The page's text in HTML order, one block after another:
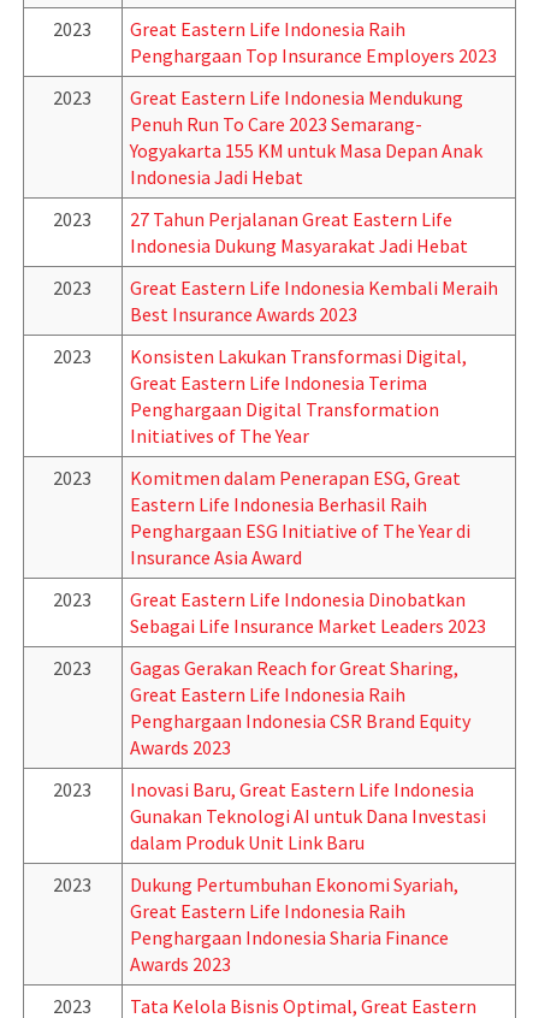
2023
Great Eastern Life Indonesia Raih
Penghargaan Top Insurance Employers 2023
2023
Great Eastern Life Indonesia Mendukung
Penuh Run To Care 2023 Semarang-
Yogyakarta 155 KM untuk Masa Depan Anak
Indonesia Jadi Hebat
2023
27 Tahun Perjalanan Great Eastern Life
Indonesia Dukung Masyarakat Jadi Hebat
2023
Great Eastern Life Indonesia Kembali Meraih
Best Insurance Awards 2023
2023
Konsisten Lakukan Transformasi Digital,
Great Eastern Life Indonesia Terima
Penghargaan Digital Transformation
Initiatives of The Year
2023
Komitmen dalam Penerapan ESG, Great
Eastern Life Indonesia Berhasil Raih
Penghargaan ESG Initiative of The Year di
Insurance Asia Award
2023
Great Eastern Life Indonesia Dinobatkan
Sebagai Life Insurance Market Leaders 2023
2023
Gagas Gerakan Reach for Great Sharing,
Great Eastern Life Indonesia Raih
Penghargaan Indonesia CSR Brand Equity
Awards 2023
2023
Inovasi Baru, Great Eastern Life Indonesia
Gunakan Teknologi AI untuk Dana Investasi
dalam Produk Unit Link Baru
2023
Dukung Pertumbuhan Ekonomi Syariah,
Great Eastern Life Indonesia Raih
Penghargaan Indonesia Sharia Finance
Awards 2023
2023
Tata Kelola Bisnis Optimal, Great Eastern